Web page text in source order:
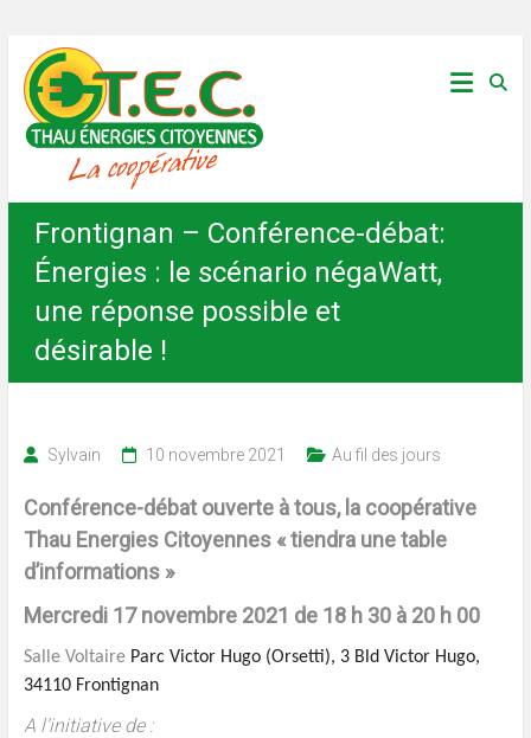
content
Thau
Énergies
Citoyennes
Frontignan – Conférence-débat:
Énergies : le scénario négaWatt,
une réponse possible et
désirable !
Sylvain 10 novembre 2021 Au fil des jours
Conférence-débat ouverte à tous, la coopérative
Thau Energies Citoyennes « tiendra une table
d’informations »
Mercredi 17 novembre 2021 de 18 h 30 à 20 h 00
Salle Voltaire Parc Victor Hugo (Orsetti), 3 Bld Victor Hugo,
34110 Frontignan
A l’initiative de :